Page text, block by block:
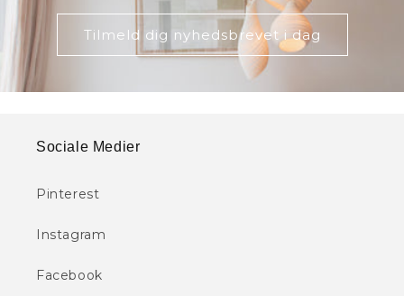
Tilmeld dig nyhedsbrevet i dag
Sociale Medier
Pinterest
Instagram
Facebook